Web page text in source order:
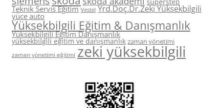
Teknik Servis Eğitim Vestel Yrd.Doç.Dr.Zeki Yüksekbilgili
yüce auto
Yüksekbilgili Eğitim & Danışmanlık
Yüksekbilgili Eğitim Danışmanlık
yüksekbilgili eğitim ve danışmanlık zaman yönetimi
zaman yönetimi eğitimi zeki yüksekbilgili